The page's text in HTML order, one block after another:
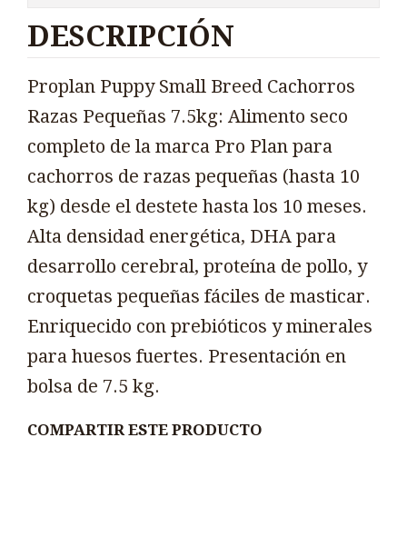
DESCRIPCIÓN
Proplan Puppy Small Breed Cachorros
Razas Pequeñas 7.5kg: Alimento seco
completo de la marca Pro Plan para
cachorros de razas pequeñas (hasta 10
kg) desde el destete hasta los 10 meses.
Alta densidad energética, DHA para
desarrollo cerebral, proteína de pollo, y
croquetas pequeñas fáciles de masticar.
Enriquecido con prebióticos y minerales
para huesos fuertes. Presentación en
bolsa de 7.5 kg.
COMPARTIR ESTE PRODUCTO